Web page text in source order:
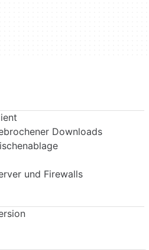
Downloads
und Firewalls